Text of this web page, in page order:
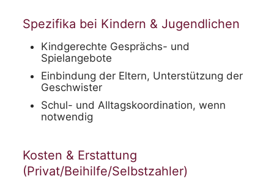
Spezifika bei Kindern & Jugendlichen
Kindgerechte Gesprächs- und
Spielangebote
Einbindung der Eltern, Unterstützung der
Geschwister
Schul- und Alltagskoordination, wenn
notwendig
Kosten & Erstattung
(Privat/Beihilfe/Selbstzahler)